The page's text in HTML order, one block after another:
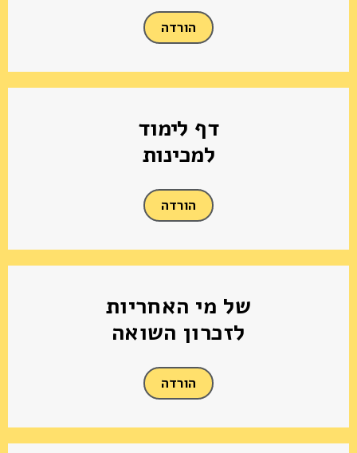
הורדה
דף לימוד
למכינות
הורדה
של מי האחריות
לזכרון השואה
הורדה